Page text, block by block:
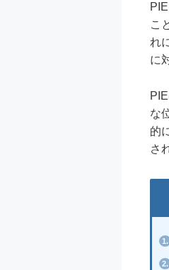
こ
れ
に
な
的
さ
1.
2.